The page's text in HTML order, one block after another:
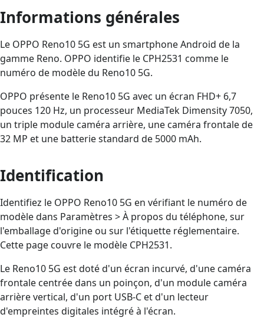
Informations générales
Le OPPO Reno10 5G est un smartphone Android de la
gamme Reno. OPPO identifie le CPH2531 comme le
numéro de modèle du Reno10 5G.
OPPO présente le Reno10 5G avec un écran FHD+ 6,7
pouces 120 Hz, un processeur MediaTek Dimensity 7050,
un triple module caméra arrière, une caméra frontale de
32 MP et une batterie standard de 5000 mAh.
Identification
Identifiez le OPPO Reno10 5G en vérifiant le numéro de
modèle dans Paramètres > À propos du téléphone, sur
l'emballage d'origine ou sur l'étiquette réglementaire.
Cette page couvre le modèle CPH2531.
Le Reno10 5G est doté d'un écran incurvé, d'une caméra
frontale centrée dans un poinçon, d'un module caméra
arrière vertical, d'un port USB-C et d'un lecteur
d'empreintes digitales intégré à l'écran.